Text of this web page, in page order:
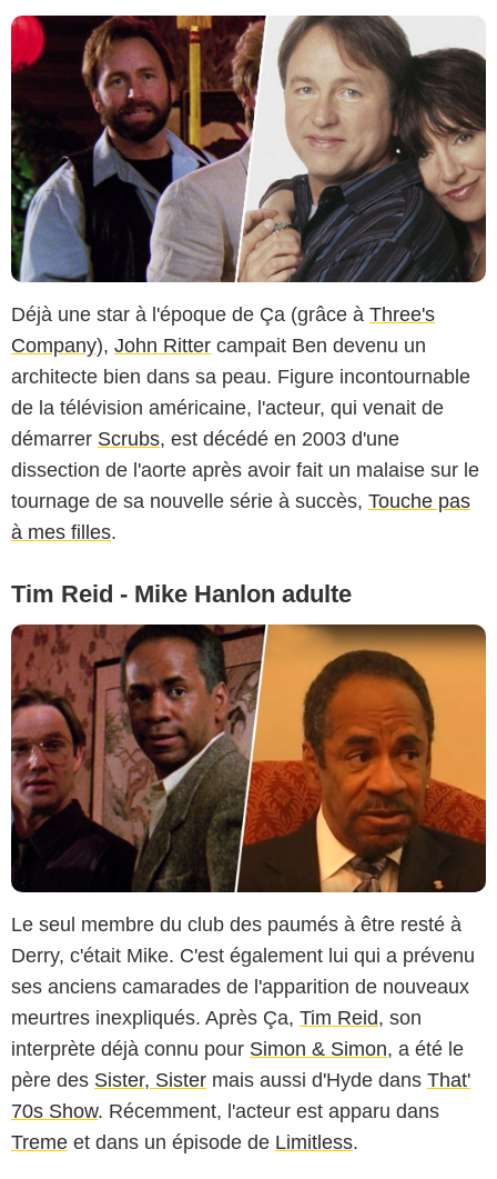
Déjà une star à l'époque de Ça (grâce à Three's
Company), John Ritter campait Ben devenu un
architecte bien dans sa peau. Figure incontournable
de la télévision américaine, l'acteur, qui venait de
démarrer Scrubs, est décédé en 2003 d'une
dissection de l'aorte après avoir fait un malaise sur le
tournage de sa nouvelle série à succès, Touche pas
à mes filles.
Tim Reid - Mike Hanlon adulte
Le seul membre du club des paumés à être resté à
Derry, c'était Mike. C'est également lui qui a prévenu
ses anciens camarades de l'apparition de nouveaux
meurtres inexpliqués. Après Ça, Tim Reid, son
interprète déjà connu pour Simon & Simon, a été le
père des Sister, Sister mais aussi d'Hyde dans That'
70s Show. Récemment, l'acteur est apparu dans
Treme et dans un épisode de Limitless.